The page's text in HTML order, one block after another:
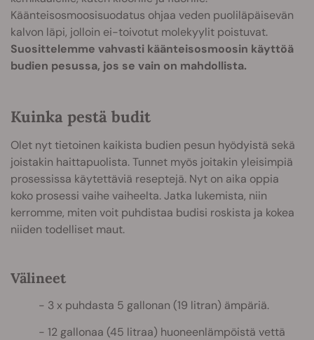
Käänteisosmoosisuodatus ohjaa veden puoliläpäisevän
kalvon läpi, jolloin ei-toivotut molekyylit poistuvat.
Suosittelemme vahvasti käänteisosmoosin käyttöä
budien pesussa, jos se vain on mahdollista.
Kuinka pestä budit
Olet nyt tietoinen kaikista budien pesun hyödyistä sekä
joistakin haittapuolista. Tunnet myös joitakin yleisimpiä
prosessissa käytettäviä reseptejä. Nyt on aika oppia
koko prosessi vaihe vaiheelta. Jatka lukemista, niin
kerromme, miten voit puhdistaa budisi roskista ja kokea
niiden todelliset maut.
Välineet
3 x puhdasta 5 gallonan (19 litran) ämpäriä.
12 gallonaa (45 litraa) huoneenlämpöistä vettä